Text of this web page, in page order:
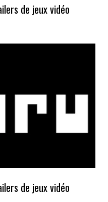
de jeux vidéo
de jeux vidéo